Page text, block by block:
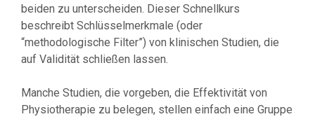
beiden zu unterscheiden. Dieser Schnellkurs
beschreibt Schlüsselmerkmale (oder
“methodologische Filter”) von klinischen Studien, die
auf Validität schließen lassen.
Manche Studien, die vorgeben, die Effektivität von
Physiotherapie zu belegen, stellen einfach eine Gruppe